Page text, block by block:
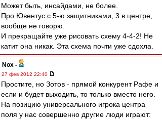
Может быть, инсайдами, не более.
Про Ювентус с 5-ю защитниками, 3 в центре,
вообще не говорю.
И прекращайте уже рисовать схему 4-4-2! Не
катит она никак. Эта схема почти уже сдохла.
Nox -
27 фев 2012 22:40
Простите, но Зотов - прямой конкурент Рафе и
если и будет выходить, то только вместо него.
На позицию универсального игрока центра
поля у нас совершенно другие люди играют: